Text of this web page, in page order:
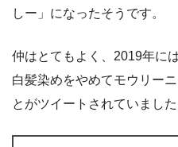
しー」になったそうです。
仲はとてもよく、2019年に
白髪染めをやめてモウリー
とがツイートされていました